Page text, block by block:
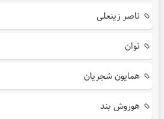
ناصر زینعلی
نوان
همایون شجریان
هوروش بند